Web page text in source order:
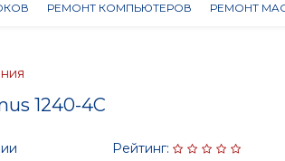
РЕМОНТ КОМПЬЮТЕРОВ РЕМОНТ
1240-4С
Рейтинг: